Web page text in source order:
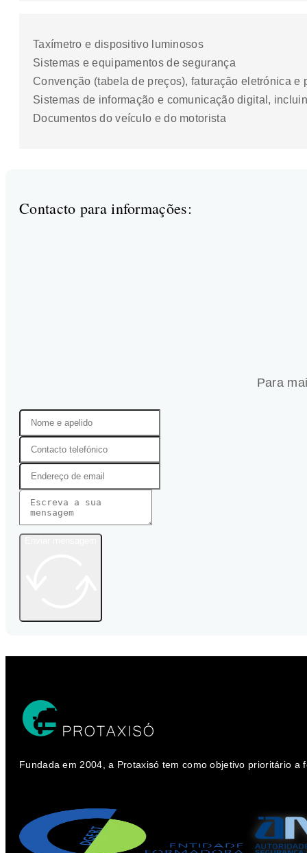
Taxímetro e dispositivo luminosos
Sistemas e equipamentos de segurança
Convenção (tabela de preços), faturação eletrónica
Sistemas de informação e comunicação digital,
Documentos do veículo e do motorista
Contacto para informações:
Para
Fundada em 2004, a Protaxisó tem como objetivo prioritário